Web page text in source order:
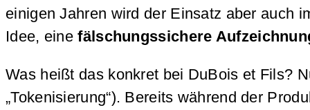
einigen Jahren wird der Einsatz aber auch
Idee, einefälschungssichere
Was heißt das konkret bei DuBois et Fils?
„Tokenisierung“). Bereits während der